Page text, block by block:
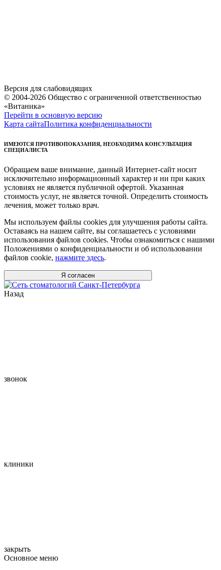
Версия для слабовидящих
© 2004-2026 Общество с ограниченной ответственностью
«Витаника»
Перейти в основную версию
Карта сайтаПолитика конфиденциальности
ИМЕЮТСЯ ПРОТИВОПОКАЗАНИЯ, НЕОБХОДИМА КОНСУЛЬТАЦИЯ
СПЕЦИАЛИСТА
Обращаем ваше внимание, данный Интернет-сайт носит
исключительно информационный характер и ни при каких
условиях не является публичной офертой. Указанная
стоимость услуг, не является точной. Определить стоимость
лечения, может только врач.
Мы используем файлы cookies для улучшения работы сайта.
Оставаясь на нашем сайте, вы соглашаетесь с условиями
использования файлов cookies. Чтобы ознакомиться с нашими
Положениями о конфиденциальности и об использовании
файлов cookie, нажмите здесь.
Я согласен
Назад
звонок
клиники
закрыть
Основное меню